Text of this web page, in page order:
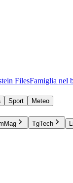
FilesFamiglia nel
Sport
Meteo
TgTech